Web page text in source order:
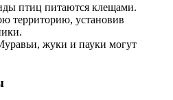
птиц питаются клещами.
территорию, установив
жуки и пауки могут